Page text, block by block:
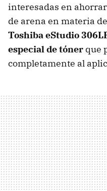
interesadas en
de arena en materia
Toshiba eStudio
especial de tóner que
completamente al